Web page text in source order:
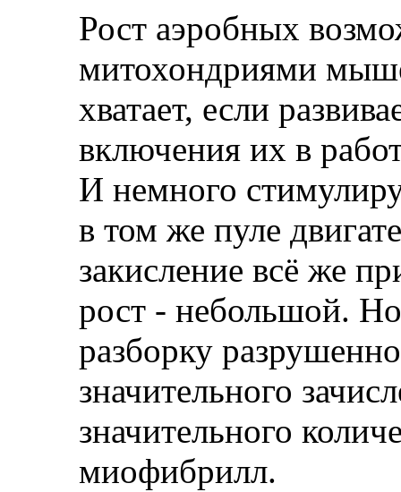
Рост аэробных
митохондриями
хватает, если
включения их в
И немного
в том же пуле
закисление всё же
рост - небольшой.
разборку
значительного
значительного
миофибрилл.